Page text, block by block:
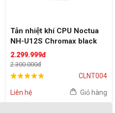
Tản nhiệt khí CPU Noctua
NH-U12S Chromax black
2.299.999đ
2.300.000đ
CLNT004
Liên hệ Giỏ hàng